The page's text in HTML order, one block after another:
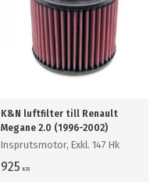
K&N luftfilter till Renault
Megane 2.0 (1996-2002)
Insprutsmotor, Exkl. 147 Hk
925 KR